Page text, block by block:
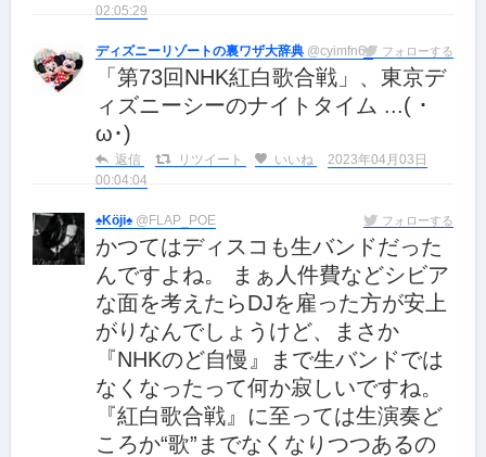
02:05:29
ディズニーリゾートの裏ワザ大辞典 @cyimfn64 フォローする
「第73回NHK紅白歌合戦」、東京デ
ィズニーシーのナイトタイム ...( ･
ω･)
返信 リツイート いいね
2023年04月03日
00:04:04
♠Köji♠ @FLAP_POE フォローする
かつてはディスコも生バンドだった
んですよね。 まぁ人件費などシビア
な面を考えたらDJを雇った方が安上
がりなんでしょうけど、まさか
『NHKのど自慢』まで生バンドでは
なくなったって何か寂しいですね。
『紅白歌合戦』に至っては生演奏ど
ころか“歌”までなくなりつつあるの